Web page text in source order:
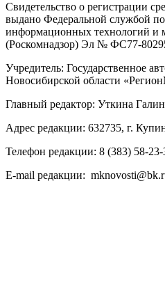
Свидетельство о регистрации
выдано Федеральной службой по
информационных технологий и
(Роскомнадзор) Эл № ФС77-
Учредитель: Государственное
Новосибирской области
Главный редактор: Уткина
Адрес редакции: 632735, г.
Телефон редакции: 8 (383) 58-23-
E-mail редакции: